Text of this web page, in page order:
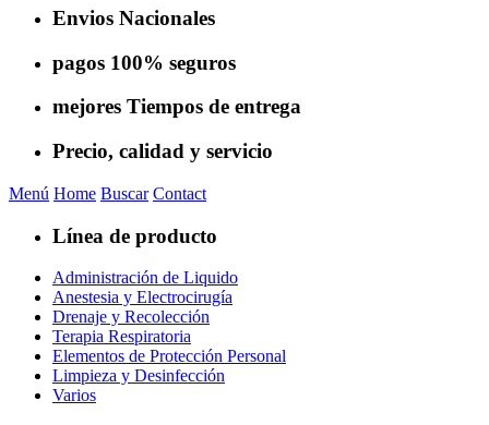
Envios Nacionales
pagos 100% seguros
mejores Tiempos de entrega
Precio, calidad y servicio
Menú Home Buscar Contact
Línea de producto
Administración de Liquido
Anestesia y Electrocirugía
Drenaje y Recolección
Terapia Respiratoria
Elementos de Protección Personal
Limpieza y Desinfección
Varios